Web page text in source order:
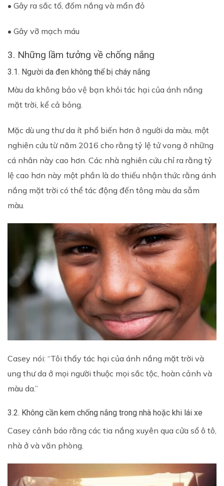
• Gây ra sắc tố, đốm nắng và mẩn đỏ
• Gây vỡ mạch máu
3. Những lầm tưởng về chống nắng
3.1. Người da đen không thể bị cháy nắng
Màu da không bảo vệ bạn khỏi tác hại của ánh nắng
mặt trời, kể cả bỏng.
Mặc dù ung thư da ít phổ biến hơn ở người da màu, một
nghiên cứu từ năm 2016 cho rằng tỷ lệ tử vong ở những
cá nhân này cao hơn. Các nhà nghiên cứu chỉ ra rằng tỷ
lệ cao hơn này một phần là do thiếu nhận thức rằng ánh
nắng mặt trời có thể tác động đến tông màu da sẫm
màu.
Casey nói: “Tôi thấy tác hại của ánh nắng mặt trời và
ung thư da ở mọi người thuộc mọi sắc tộc, hoàn cảnh và
màu da.”
3.2. Không cần kem chống nắng trong nhà hoặc khi lái xe
Casey cảnh báo rằng các tia nắng xuyên qua cửa sổ ô tô,
nhà ở và văn phòng.